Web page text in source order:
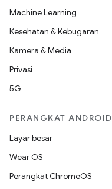
Machine Learning
Kesehatan & Kebugaran
Kamera & Media
Privasi
5G
PERANGKAT ANDROID
Layar besar
Wear OS
Perangkat ChromeOS